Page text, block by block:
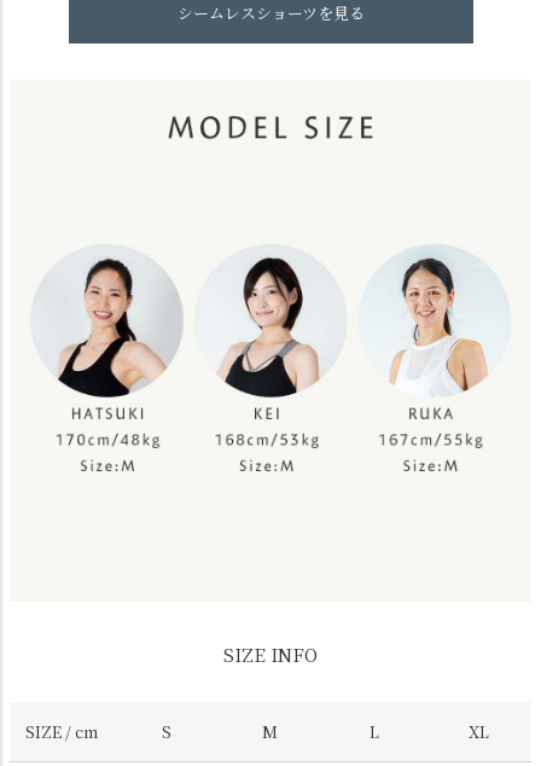
シームレスショーツを見る
SIZE INFO
SIZE / cm S M L XL